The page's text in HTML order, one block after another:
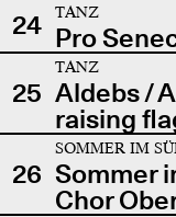
24
TANZ
Pro
25
TANZ
Aldebs /
raising
26
SOMMER IM
Sommer
Chor